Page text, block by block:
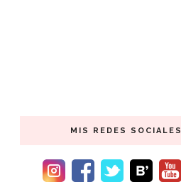
MIS REDES SOCIALES